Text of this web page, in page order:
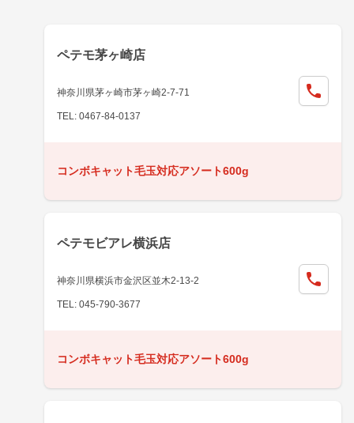
ペテモ茅ヶ崎店
神奈川県茅ヶ崎市茅ヶ崎2-7-71
TEL: 0467-84-0137
コンボキャット毛玉対応アソート600g
ペテモビアレ横浜店
神奈川県横浜市金沢区並木2-13-2
TEL: 045-790-3677
コンボキャット毛玉対応アソート600g